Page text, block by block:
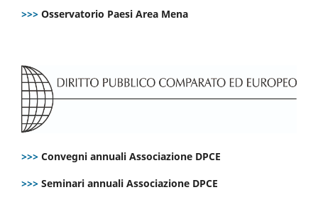
>>> Osservatorio Paesi Area Mena
>>> Convegni annuali Associazione DPCE
>>> Seminari annuali Associazione DPCE